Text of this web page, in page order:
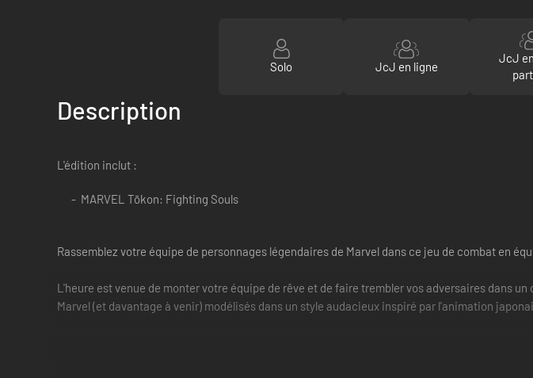
Solo JcJ en ligne
JcJ
Description
L'édition inclut :
MARVEL Tōkon: Fighting Souls
Rassemblez votre équipe de personnages légendaires de Marvel dans ce jeu de combat en
L'heure est venue de monter votre équipe de rêve et de faire trembler vos adversaires dans
Marvel (et davantage à venir) modélisés dans un style audacieux inspiré par l'animation